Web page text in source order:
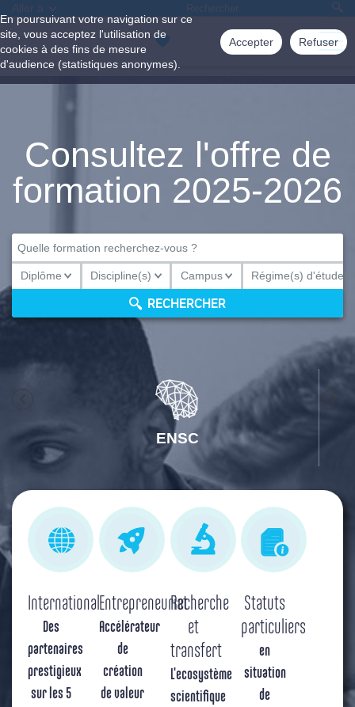
En poursuivant votre navigation sur ce
site, vous acceptez l'utilisation de
cookies à des fins de mesure
d'audience (statistiques anonymes).
Accepter Refuser
Aller à
Consultez l'offre de
formation 2025-2026
Diplôme
Diplôme Discipline(s)
Discipline(s) Campus
Campus Régime(s) d'études
Régime(s) d'études
RECHERCHER
ENSC
International
Des
partenaires
prestigieux
sur les 5
Entrepreneuriat
Accélérateur
de
création
de valeur
Recherche
et
transfert
L'ecosystème
scientifique
Statuts
particuliers
en
situation
de